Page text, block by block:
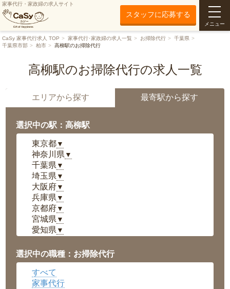
家事代行・家政婦の求人サイト
スタッフに応募する
メニュー
CaSy 家事代行求人 TOP 家事代行･家政婦の求人一覧 お掃除代行
千葉県
千葉県市部
柏市 高柳駅のお掃除代行
高柳駅のお掃除代行の求人一覧
エリアから探す 最寄駅から探す
選択中の駅：高柳駅
東京都▼
神奈川県 ▼
千葉県 ▼
埼玉県 ▼
大阪府▼
兵庫県 ▼
京都府▼
宮城県 ▼
愛知県 ▼
岡山県▼
広島県▼
沖縄県
選択中の職種：お掃除代行
すべて
家事代行